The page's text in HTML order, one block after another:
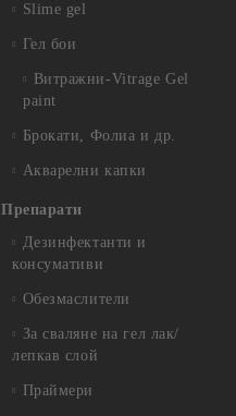
Slime gel
Гел бои
Витражни-Vitrage Gel
paint
Брокати, Фолиа и др.
Акварелни капки
Препарати
Дезинфектанти и
консумативи
Обезмаслители
За сваляне на гел лак/
лепкав слой
Праймери